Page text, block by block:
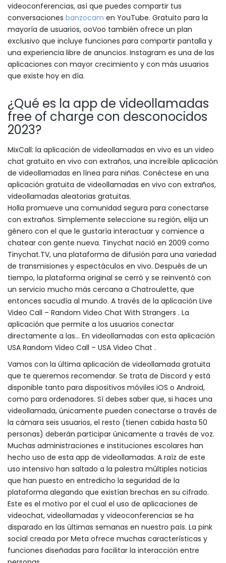
videoconferencias, así que puedes compartir tus
conversaciones banzocam en YouTube. Gratuito para la
mayoría de usuarios, ooVoo también ofrece un plan
exclusivo que incluye funciones para compartir pantalla y
una experiencia libre de anuncios. Instagram es una de las
aplicaciones con mayor crecimiento y con más usuarios
que existe hoy en día.
¿Qué es la app de videollamadas
free of charge con desconocidos
2023?
MixCall: la aplicación de videollamadas en vivo es un video
chat gratuito en vivo con extraños, una increíble aplicación
de videollamadas en línea para niñas. Conéctese en una
aplicación gratuita de videollamadas en vivo con extraños,
videollamadas aleatorias gratuitas.
Holla promueve una comunidad segura para conectarse
con extraños. Simplemente seleccione su región, elija un
género con el que le gustaría interactuar y comience a
chatear con gente nueva. Tinychat nació en 2009 como
Tinychat.TV, una plataforma de difusión para una variedad
de transmisiones y espectáculos en vivo. Después de un
tiempo, la plataforma original se cerró y se reinventó con
un servicio mucho más cercana a Chatroulette, que
entonces sacudía al mundo. A través de la aplicación Live
Video Call – Random Video Chat With Strangers . La
aplicación que permite a los usuarios conectar
directamente a las… En videollamadas con esta aplicación
USA Random Video Call – USA Video Chat .
Vamos con la última aplicación de videollamada gratuita
que te queremos recomendar. Se trata de Discord y está
disponible tanto para dispositivos móviles iOS o Android,
como para ordenadores. Sí debes saber que, si haces una
videollamada, únicamente pueden conectarse a través de
la cámara seis usuarios, el resto (tienen cabida hasta 50
personas) deberán participar únicamente a través de voz.
Muchas administraciones e instituciones escolares han
hecho uso de esta app de videollamadas. A raíz de este
uso intensivo han saltado a la palestra múltiples noticias
que han puesto en entredicho la seguridad de la
plataforma alegando que existían brechas en su cifrado.
Este es el motivo por el cual el uso de aplicaciones de
videochat, videollamadas y videoconferencias se ha
disparado en las últimas semanas en nuestro país. La pink
social creada por Meta ofrece muchas características y
funciones diseñadas para facilitar la interacción entre